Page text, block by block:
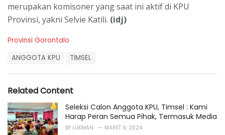
merupakan komisoner yang saat ini aktif di KPU
Provinsi, yakni Selvie Katili. (idj)
C
r
i
e
s
:
Provinsi Gorontalo
:
ANGGOTA KPU TIMSEL
Related Content
Seleksi Calon Anggota KPU, Timsel : Kami
Harap Peran Semua Pihak, Termasuk Media
BY LUKMAN MARET 9, 2024